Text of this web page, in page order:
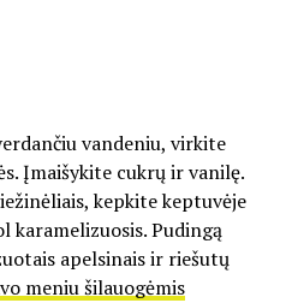
vandeniu, virkite
Įmaišykite cukrų ir vanilę.
kepkite keptuvėje
karamelizuosis. Pudingą
apelsinais ir riešutų
meniu šilauogėmis